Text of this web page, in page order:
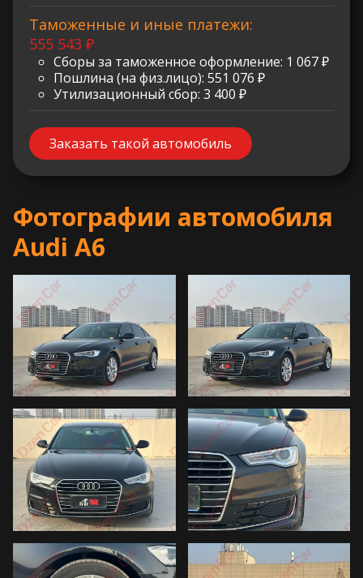
Таможенные и иные платежи:
555 543 ₽
Сборы за таможенное оформление: 1 067 ₽
Пошлина (на физ.лицо): 551 076 ₽
Утилизационный сбор: 3 400 ₽
Заказать такой автомобиль
Фотографии автомобиля
Audi A6